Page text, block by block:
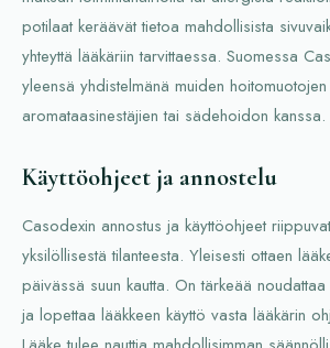
potilaat keräävät tietoa mahdollisista
yhteyttä lääkäriin tarvittaessa. Suomessa
yleensä yhdistelmänä muiden
aromataasinestäjien tai sädehoidon kanssa.
Käyttöohjeet ja annostelu
Casodexin annostus ja käyttöohjeet
yksilöllisestä tilanteesta. Yleisesti ottaen
päivässä suun kautta. On tärkeää
ja lopettaa lääkkeen käyttö vasta lääkärin